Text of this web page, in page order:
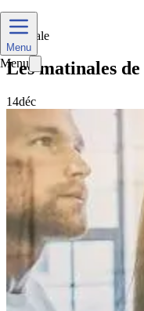
Menu
Menu
Matinale
Les matinales
14déc